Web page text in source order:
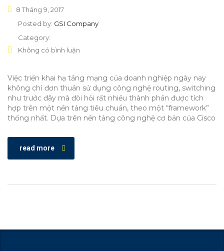
8 Tháng 9, 2017
Posted by: GSI Company
Category:
Không có bình luận
Việc triển khai hạ tầng mạng của doanh nghiệp ngày nay
không chỉ đơn thuần sử dụng công nghệ routing, switching
như trước đây mà đòi hỏi rất nhiều thành phần được tích
hợp trên một nền tảng tiêu chuẩn, theo một “framework”
thống nhất. Dựa trên nền tảng công nghệ cơ bản của Cisco
read more